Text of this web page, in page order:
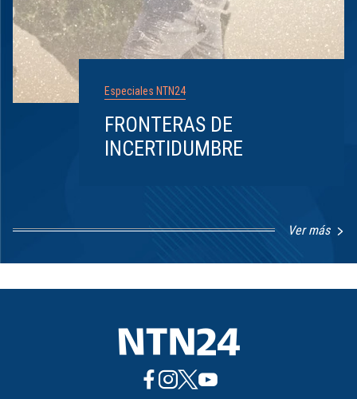
Especiales NTN24
FRONTERAS DE
INCERTIDUMBRE
Ver más
8